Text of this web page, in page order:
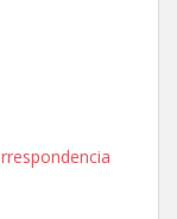
tiene miedo a la